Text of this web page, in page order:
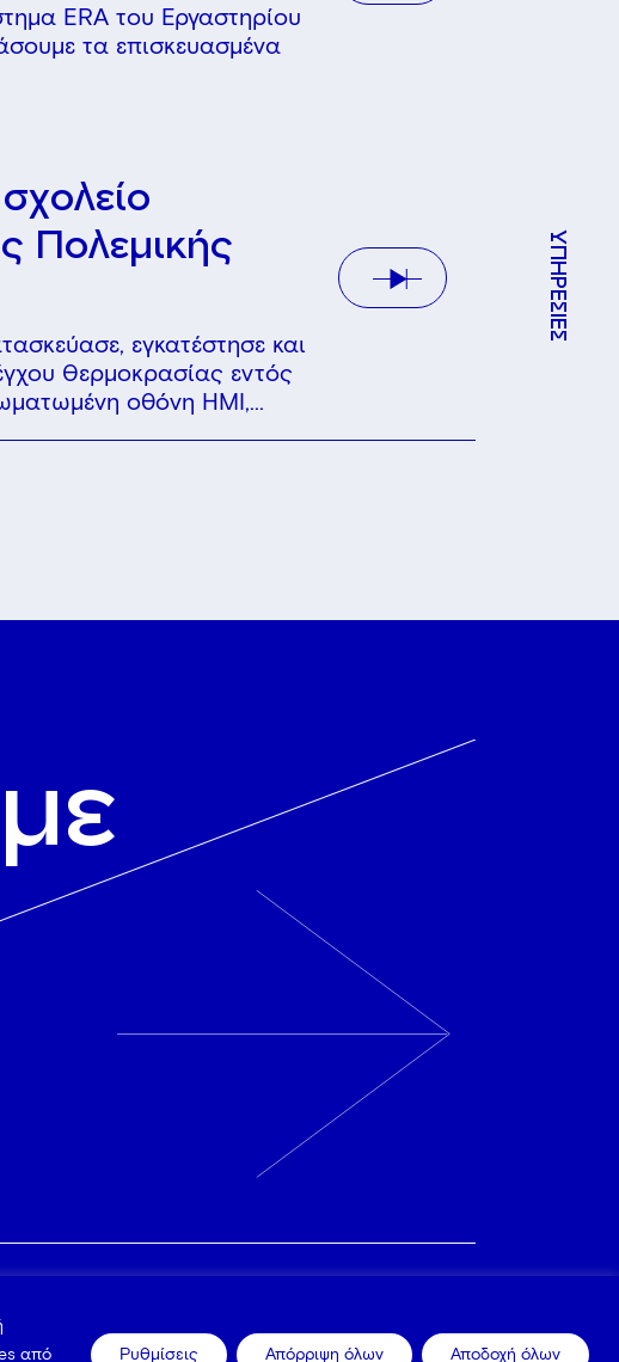
από
Ρυθμίσεις Απόρριψη όλων Αποδοχή όλων
ΥΠΗΡΕΣΙΕΣ
ΕΠΙΚΟΙΝΩΝΙΑ
ERA του Εργαστηρίου
τα επισκευασμένα
Πολεμικής
εγκατέστησε και
Θερμοκρασίας εντός
οθόνη HMI,...